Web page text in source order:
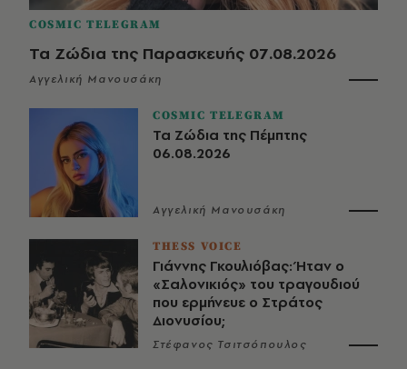
COSMIC TELEGRAM
Τα Ζώδια της Παρασκευής 07.08.2026
Αγγελική Μανουσάκη
COSMIC TELEGRAM
Τα Ζώδια της Πέμπτης
06.08.2026
Αγγελική Μανουσάκη
THESS VOICE
Γιάννης Γκουλιόβας: Ήταν ο
«Σαλονικιός» του τραγουδιού
που ερμήνευε ο Στράτος
Διονυσίου;
Στέφανος Τσιτσόπουλος